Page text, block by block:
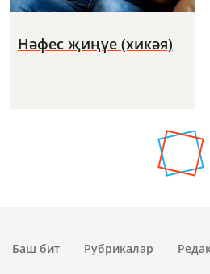
Нәфес җиңүе (хикәя)
Баш бит Рубрикалар